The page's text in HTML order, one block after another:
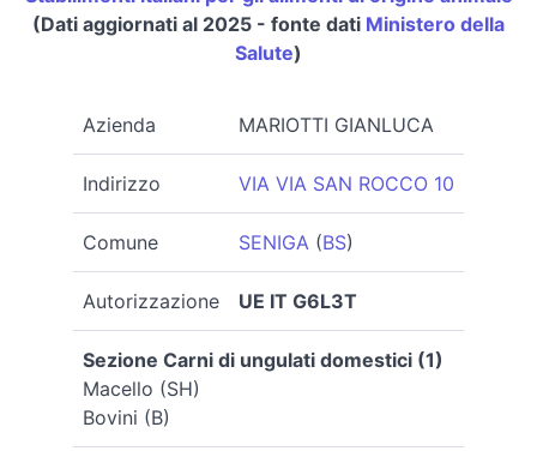
(Dati aggiornati al 2025 - fonte dati Ministero della
Salute)
Azienda MARIOTTI GIANLUCA
Indirizzo VIA VIA SAN ROCCO 10
Comune SENIGA (BS)
Autorizzazione UE IT G6L3T
Sezione Carni di ungulati domestici (1)
Macello (SH)
Bovini (B)